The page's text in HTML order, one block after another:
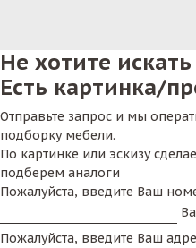
Не хотите
Есть картинка/
Отправьте запрос и мы
подборку мебели.
По картинке или эскизу
подберем аналоги
Пожалуйста, введите Ваш
Пожалуйста, введите Ваш